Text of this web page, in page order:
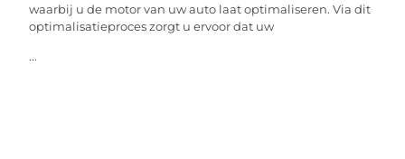
waarbij u de motor van uw auto laat optimaliseren. Via dit
optimalisatieproces zorgt u ervoor dat uw
...